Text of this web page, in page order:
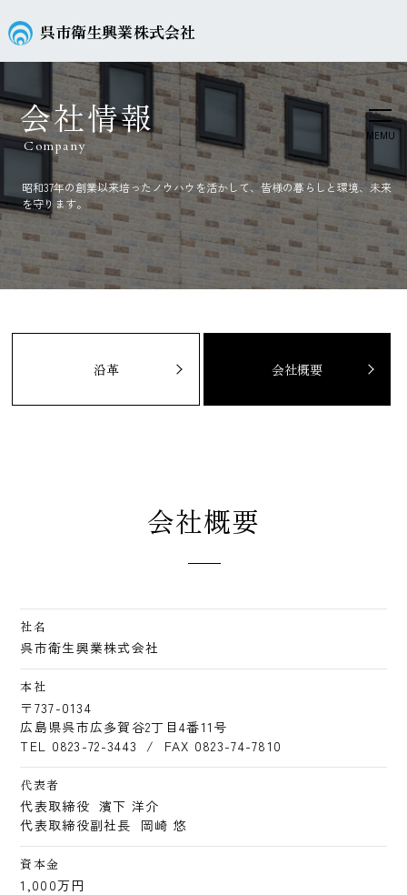
呉市衛生興業株式会社
MEMU
会社情報
Company
昭和37年の創業以来培ったノウハウを活かして、皆様の暮らしと環境、未来
を守ります。
沿革 会社概要
会社概要
社名
呉市衛生興業株式会社
本社
〒737-0134
広島県呉市広多賀谷2丁目4番11号
TEL 0823-72-3443
/ FAX 0823-74-7810
代表者
代表取締役 濱下 洋介
代表取締役副社長
岡崎 悠
資本金
1,000万円